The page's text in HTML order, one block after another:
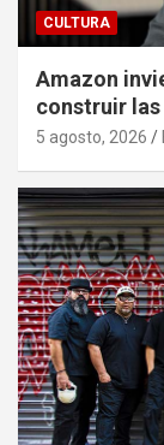
CULTURA
Amazon
construir
5 agosto, 2026